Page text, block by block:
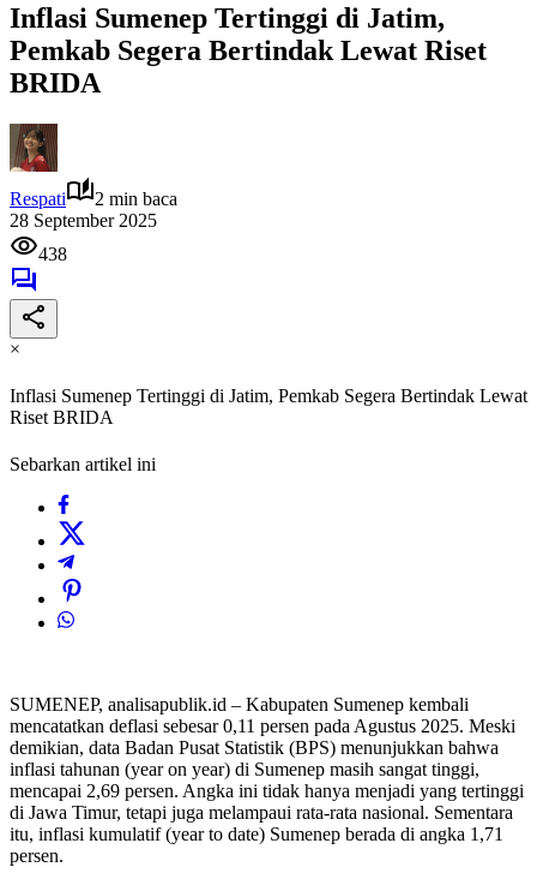
Inflasi Sumenep Tertinggi di Jatim,
Pemkab Segera Bertindak Lewat Riset
BRIDA
Respati
2 min baca
28 September 2025
438
×
Inflasi Sumenep Tertinggi di Jatim, Pemkab Segera Bertindak Lewat
Riset BRIDA
Sebarkan artikel ini
SUMENEP, analisapublik.id – Kabupaten Sumenep kembali
mencatatkan deflasi sebesar 0,11 persen pada Agustus 2025. Meski
demikian, data Badan Pusat Statistik (BPS) menunjukkan bahwa
inflasi tahunan (year on year) di Sumenep masih sangat tinggi,
mencapai 2,69 persen. Angka ini tidak hanya menjadi yang tertinggi
di Jawa Timur, tetapi juga melampaui rata-rata nasional. Sementara
itu, inflasi kumulatif (year to date) Sumenep berada di angka 1,71
persen.